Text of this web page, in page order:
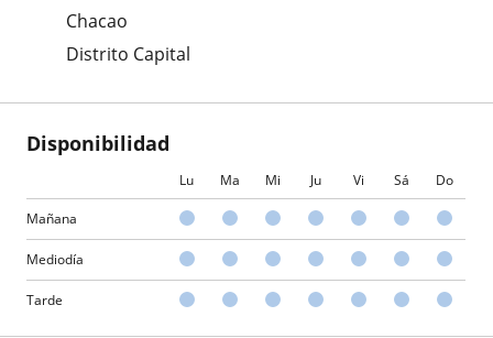
Chacao
Distrito Capital
Disponibilidad
Lu Ma Mi Ju Vi Sá Do
Mañana
Mediodía
Tarde